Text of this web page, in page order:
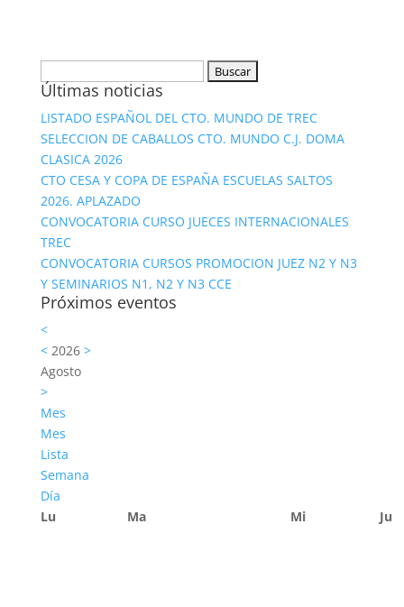
Últimas noticias
LISTADO ESPAÑOL DEL CTO. MUNDO DE TREC
SELECCION DE CABALLOS CTO. MUNDO C.J. DOMA
CLASICA 2026
CTO CESA Y COPA DE ESPAÑA ESCUELAS SALTOS
2026. APLAZADO
CONVOCATORIA CURSO JUECES INTERNACIONALES
TREC
CONVOCATORIA CURSOS PROMOCION JUEZ N2 Y N3
Y SEMINARIOS N1, N2 Y N3 CCE
Próximos eventos
<
<2026 >
Agosto
>
Mes
Mes
Lista
Semana
Día
Lu
Ma Mi Ju